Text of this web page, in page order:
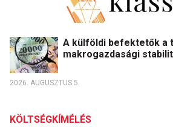
A külföldi befektetők a
makrogazdasági
2026. AUGUSZTUS 5.
KÖLTSÉGKÍMÉLÉS